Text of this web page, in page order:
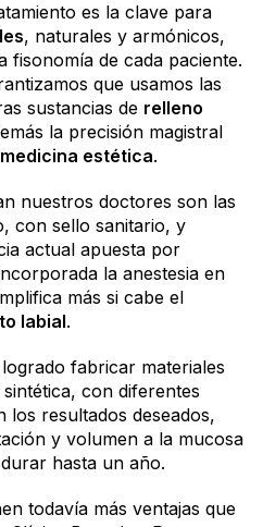
es la clave para
, naturales y armónicos,
fisonomía de cada paciente.
que usamos las
sustancias de relleno
la precisión magistral
medicina estética.
nuestros doctores son las
con sello sanitario, y
actual apuesta por
la anestesia en
más si cabe el
labial.
fabricar materiales
con diferentes
los resultados deseados,
y volumen a la mucosa
hasta un año.
todavía más ventajas que